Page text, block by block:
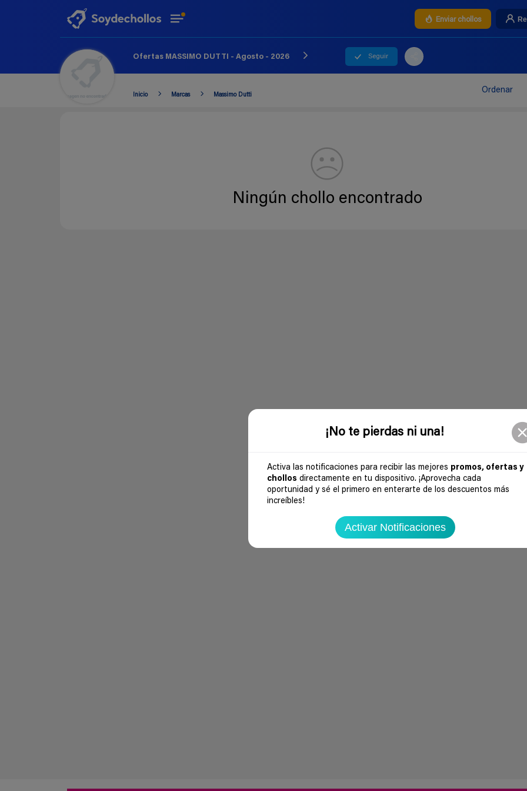
¡No te pierdas ni una!
Activa las notificaciones para recibir las mejores promos, ofertas y
chollos directamente en tu dispositivo. ¡Aprovecha cada
oportunidad y sé el primero en enterarte de los descuentos más
increíbles!
Activar Notificaciones
Enviar chollos
Ofertas MASSIMO DUTTI - Agosto - 2026 Seguir
Inicio Marcas Massimo Dutti Ordenar
Ningún chollo encontrado